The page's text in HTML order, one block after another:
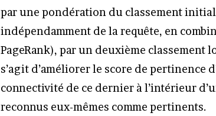
par une pondération du classement
indépendamment de la requête, en
PageRank), par un deuxième classement
s’agit d’améliorer le score de pertinence
connectivité de ce dernier à l’intérieur
reconnus eux-mêmes comme pertinents.